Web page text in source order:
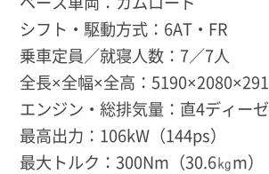
シフト・駆動方式：6AT・FR
乗車定員／就寝人数：7／7人
全長×全幅×全高：
エンジン・総排気量：直4ディー
最高出力：106kW（144ps）
最大トルク：300Nm（30.6㎏m）